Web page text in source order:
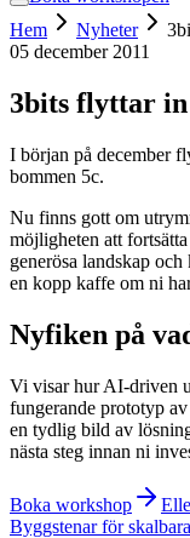
Hem
Nyheter
05 december 2011
3bits flyttar
I början på december
bommen 5c.
Nu finns gott om
möjligheten att
generösa landskap
en kopp kaffe om ni
Nyfiken på
Vi visar hur AI-driven
fungerande prototyp
en tydlig bild av
nästa steg innan ni
Boka workshop
Byggstenar för